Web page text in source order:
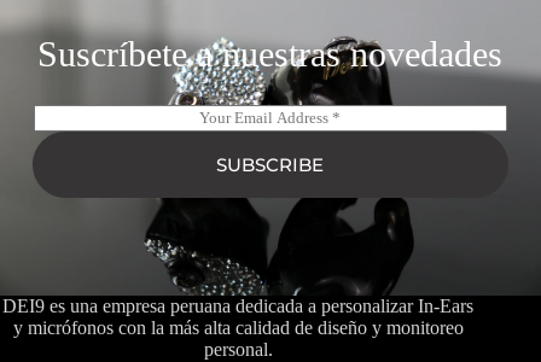
Suscríbete a nuestras novedades
m
a
i
SUBSCRIBE
DEI9 es una empresa peruana dedicada a personalizar In-Ears
y micrófonos con la más alta calidad de diseño y monitoreo
personal.